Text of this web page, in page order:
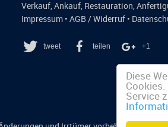
Diese
Service
Verkauf,Ankauf, Restauration,
Impressum •AGB / Widerruf •
tweet teilen +1